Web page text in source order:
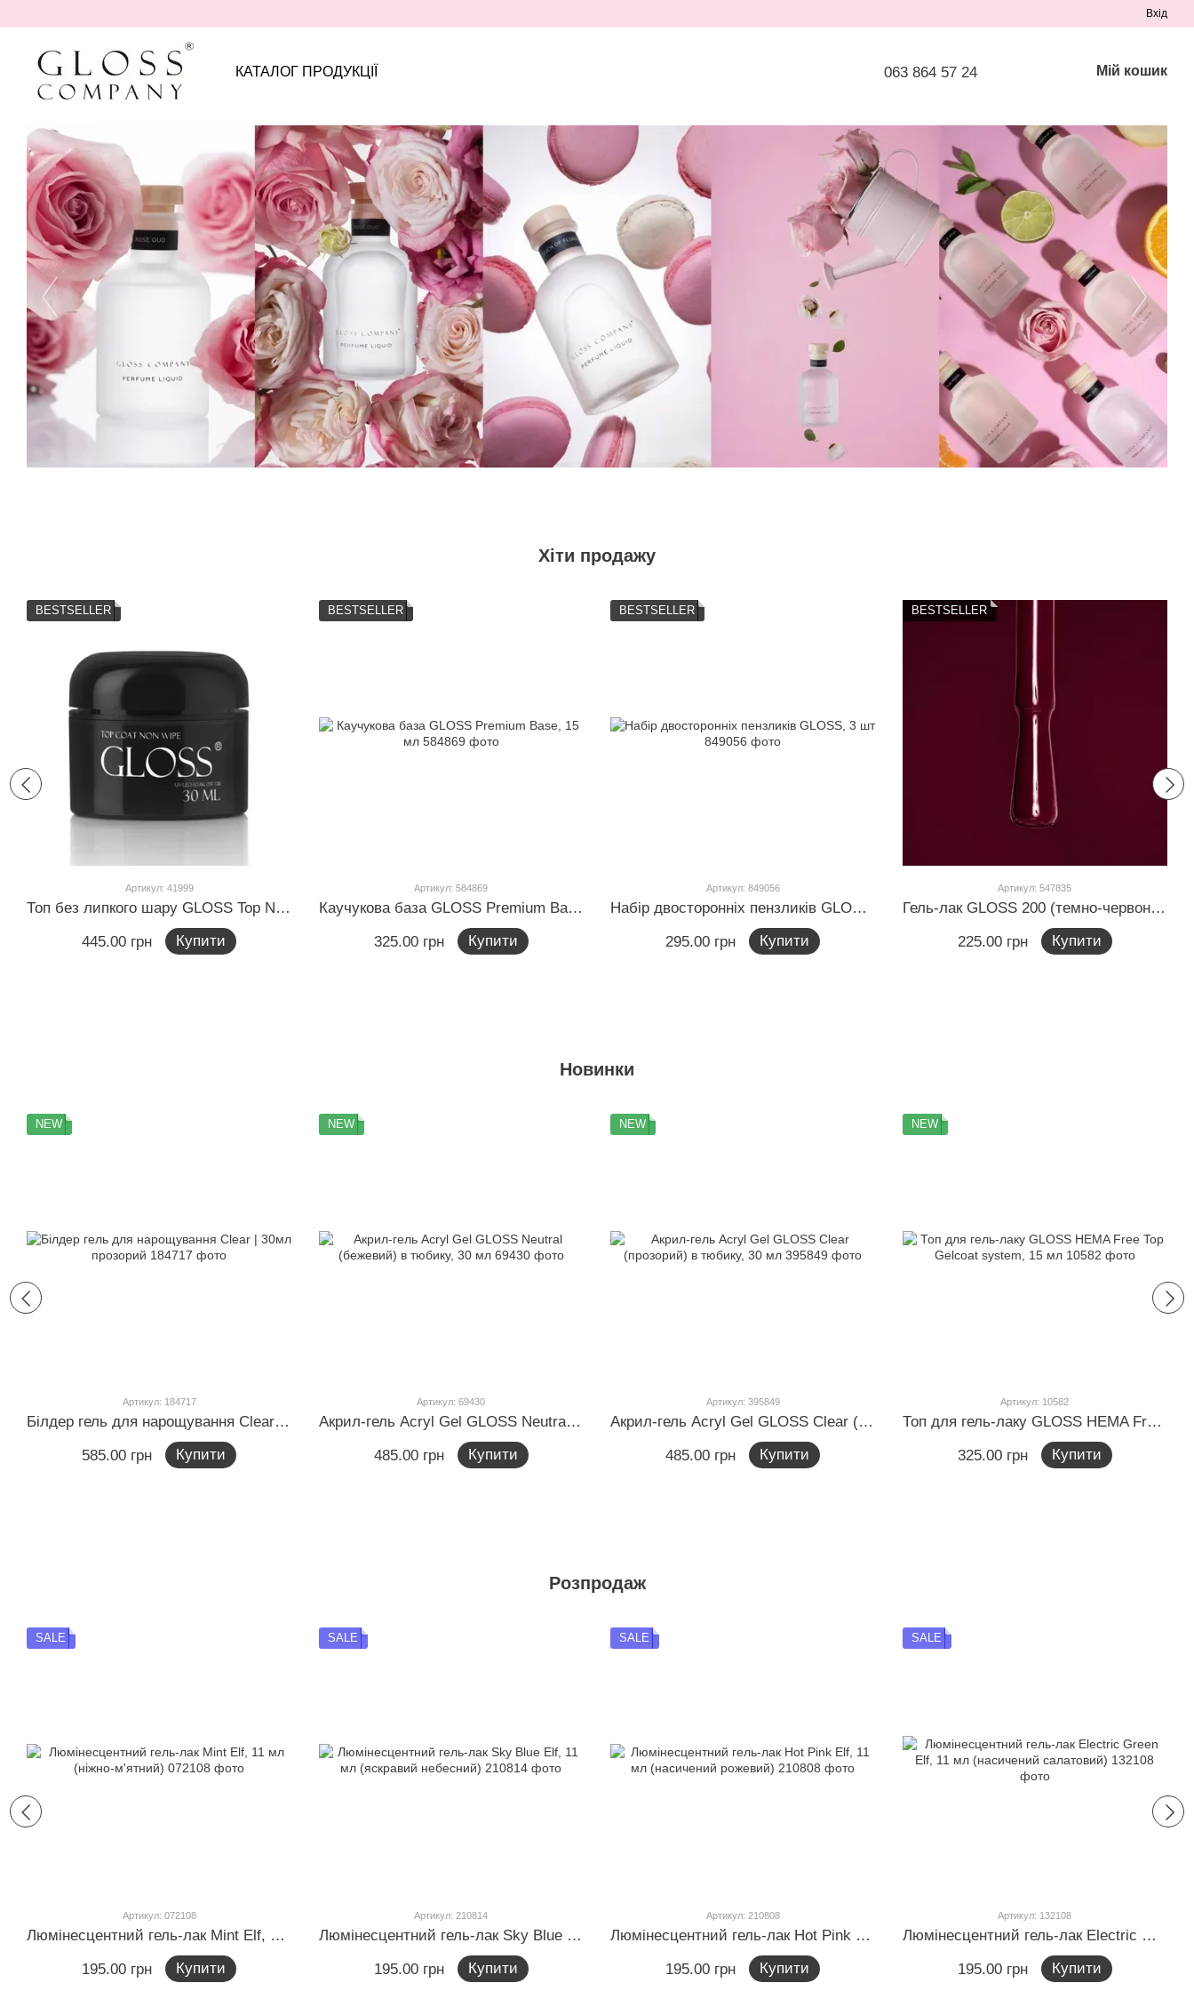
Вхід
КАТАЛОГ ПРОДУКЦІЇ 063 864 57 24 Мій кошик
Хіти продажу
BESTSELLER
Артикул: 41999
Топ без липкого шару GLOSS Top Non Wipe, 30 мл
445.00 грн
Купити
BESTSELLER
Артикул: 584869
Каучукова база GLOSS Premium Base, 15 мл
325.00 грн
Купити
BESTSELLER
Артикул: 849056
Набір двосторонніх пензликів GLOSS, 3 шт
295.00 грн
Купити
BESTSELLER
Артикул: 547835
Гель-лак GLOSS 200 (темно-червоний), 11 мл
225.00 грн
Купити
Новинки
NEW
Артикул: 184717
Білдер гель для нарощування Clear | 30мл прозорий
585.00 грн
Купити
NEW
Артикул: 69430
Акрил-гель Acryl Gel GLOSS Neutral (бежевий) в тюбику, 30 мл
485.00 грн
Купити
NEW
Артикул: 395849
Акрил-гель Acryl Gel GLOSS Clear (прозорий) в тюбику, 30 мл
485.00 грн
Купити
NEW
Артикул: 10582
Топ для гель-лаку GLOSS HEMA Free Top Gelcoat system, 15 мл
325.00 грн
Купити
Розпродаж
SALE
Артикул: 072108
Люмінесцентний гель-лак Mint Elf, 11 мл (ніжно-м'ятний)
195.00 грн
Купити
SALE
Артикул: 210814
Люмінесцентний гель-лак Sky Blue Elf, 11 мл (яскравий небесний)
195.00 грн
Купити
SALE
Артикул: 210808
Люмінесцентний гель-лак Hot Pink Elf, 11 мл (насичений рожевий)
195.00 грн
Купити
SALE
Артикул: 132108
Люмінесцентний гель-лак Electric Green Elf, 11 мл (насичений салатовий)
195.00 грн
Купити